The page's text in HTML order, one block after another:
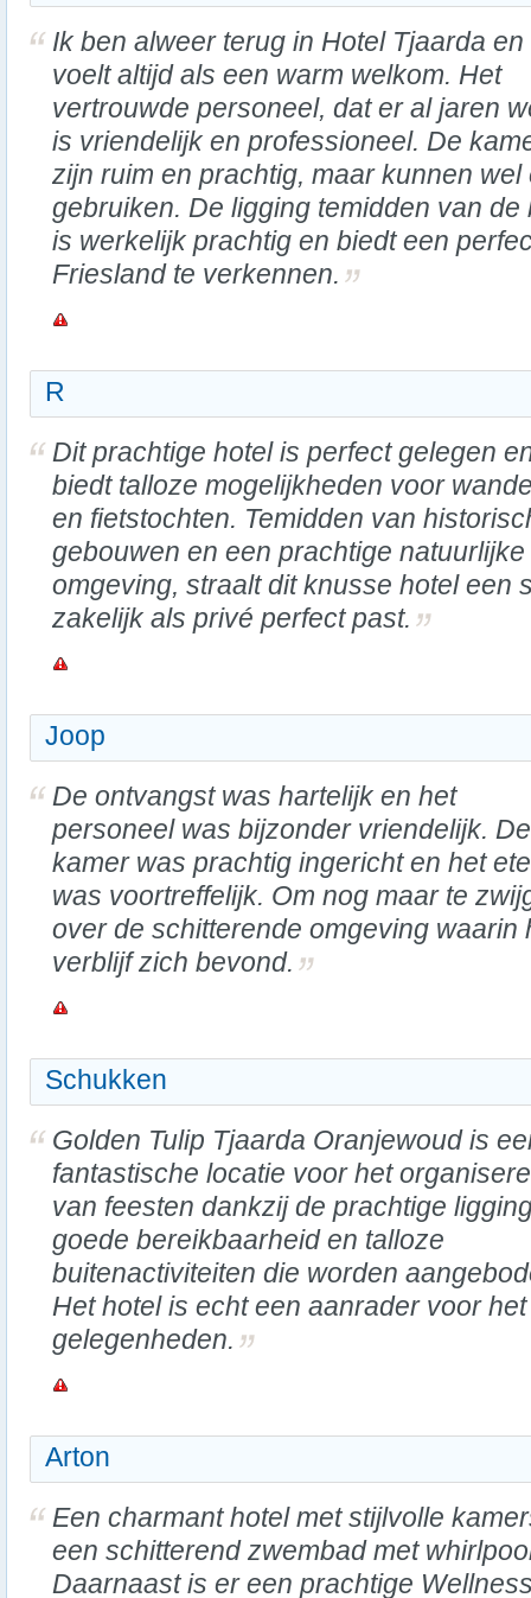
Ik ben alweer terug in Hotel Tjaarda en
voelt altijd als een warm welkom. Het
vertrouwde personeel, dat er al jaren
is vriendelijk en professioneel. De
zijn ruim en prachtig, maar kunnen
gebruiken. De ligging temidden van
is werkelijk prachtig en biedt een
Friesland te verkennen.
R
Dit prachtige hotel is perfect gelegen
biedt talloze mogelijkheden voor
en fietstochten. Temidden van
gebouwen en een prachtige natuurlijke
omgeving, straalt dit knusse hotel een
zakelijk als privé perfect past.
Joop
De ontvangst was hartelijk en het
personeel was bijzonder vriendelijk. De
kamer was prachtig ingericht en het
was voortreffelijk. Om nog maar te
over de schitterende omgeving waarin
verblijf zich bevond.
Schukken
Golden Tulip Tjaarda Oranjewoud is
fantastische locatie voor het
van feesten dankzij de prachtige
goede bereikbaarheid en talloze
buitenactiviteiten die worden
Het hotel is echt een aanrader voor
gelegenheden.
Arton
Een charmant hotel met stijlvolle
een schitterend zwembad met
Daarnaast is er een prachtige